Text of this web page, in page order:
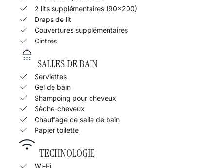
2 lits supplémentaires (90x200)
Draps de lit
Couvertures supplémentaires
Cintres
SALLES DE BAIN
Serviettes
Gel de bain
Shampoing pour cheveux
Sèche-cheveux
Chauffage de salle de bain
Papier toilette
TECHNOLOGIE
Wi-Fi